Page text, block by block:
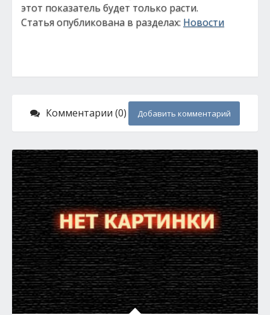
этот показатель будет только расти.
Статья опубликована в разделах: Новости
Комментарии (0) Добавить комментарий